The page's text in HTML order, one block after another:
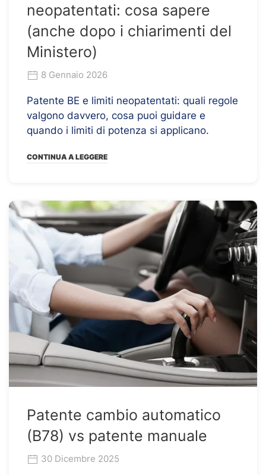
neopatentati: cosa sapere
(anche dopo i chiarimenti del
Ministero)
8 Gennaio 2026
Patente BE e limiti neopatentati: quali regole
valgono davvero, cosa puoi guidare e
quando i limiti di potenza si applicano.
CONTINUA A LEGGERE
Patente cambio automatico
(B78) vs patente manuale
30 Dicembre 2025